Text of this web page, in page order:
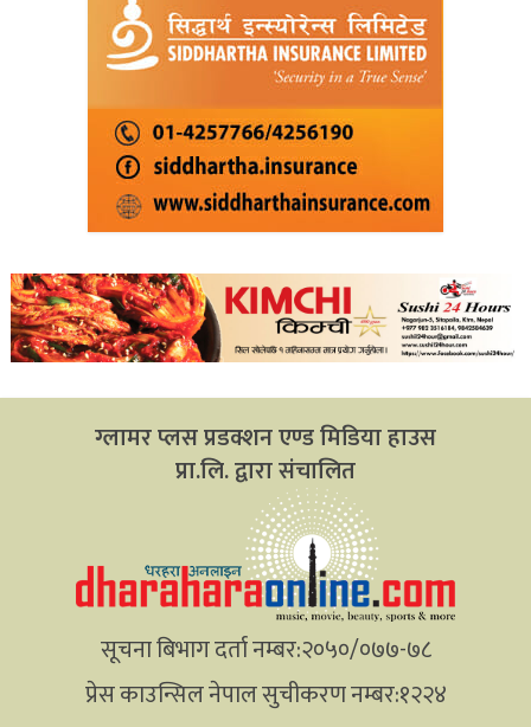
ग्लामर प्लस प्रडक्शन एण्ड मिडिया हाउस
प्रा.लि. द्वारा संचालित
सूचना बिभाग दर्ता नम्बर:२०५०/०७७-७८
प्रेस काउन्सिल नेपाल सुचीकरण नम्बर:१२२४